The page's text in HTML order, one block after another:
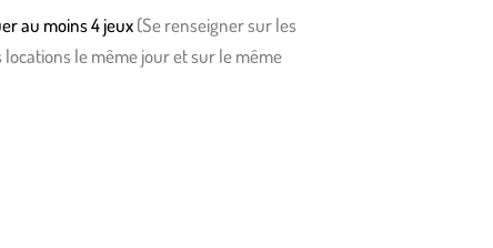
au moins 4 jeux(Se renseigner sur les
le même jour et sur le même